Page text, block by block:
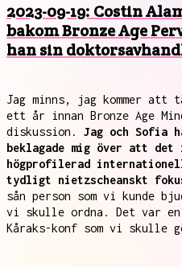
2023-09-19: Costin
bakom Bronze Age
han sin
Jag minns, jag kommer att
ett år innan Bronze Age
diskussion. Jag och Sofia
beklagade mig över att det
högprofilerad
tydligt nietzscheanskt
sån person som vi kunde
vi skulle ordna. Det var
Kåraks-konf som vi skulle